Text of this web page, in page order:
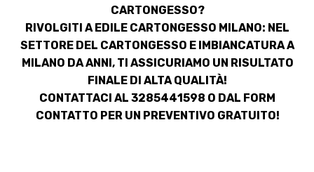
CARTONGESSO?
RIVOLGITI A EDILE CARTONGESSO MILANO: NEL
SETTORE DEL CARTONGESSO E IMBIANCATURA A
MILANO DA ANNI, TI ASSICURIAMO UN RISULTATO
FINALE DI ALTA QUALITÀ!
CONTATTACI AL 3285441598 O DAL FORM
CONTATTO PER UN PREVENTIVO GRATUITO!